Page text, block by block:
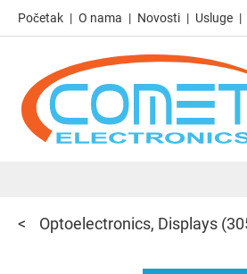
Početak O nama Novosti Usluge
Optoelectronics, Displays